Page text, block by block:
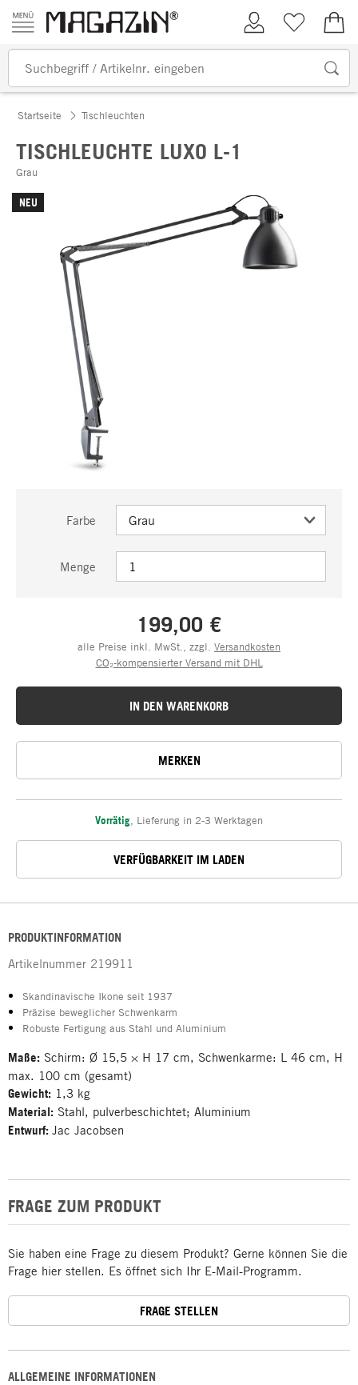
Zum Inhalt springen
Kundenkonto
Merkliste
Startseite Tischleuchten
TISCHLEUCHTE LUXO L-1
Grau
NEU
Farbe
Menge
199,00 €
alle Preise inkl. MwSt., zzgl. Versandkosten
CO₂-kompensierter Versand mit DHL
IN DEN WARENKORB
MERKEN
Vorrätig Lieferung in 2-3 Werktagen
VERFÜGBARKEIT IM LADEN
ALLGEMEINE INFORMATIONEN
PRODUKTINFORMATION
Artikelnummer 219911
Skandinavische Ikone seit 1937
Präzise beweglicher Schwenkarm
Robuste Fertigung aus Stahl und Aluminium
Maße: Schirm: Ø 15,5 × H 17 cm, Schwenkarme: L 46 cm, H
max. 100 cm (gesamt)
Gewicht: 1,3 kg
Material: Stahl, pulverbeschichtet; Aluminium
Entwurf: Jac Jacobsen
FRAGE ZUM PRODUKT
Sie haben eine Frage zu diesem Produkt? Gerne können Sie die
Frage hier stellen. Es öffnet sich Ihr E-Mail-Programm.
FRAGE STELLEN